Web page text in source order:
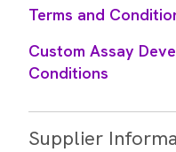
Terms and
Custom Assay
Conditions
Supplier